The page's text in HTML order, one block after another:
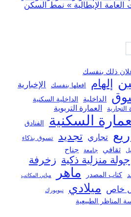
العامة الإيطالية » نمط السكن
ذلك بنفسك
إلهام افعلها بنفسك الإخبارية
الداخلية الداخلية السكنية
التجارية العمارة التربوية
السكنية الفنادق
تجاري تجديد تسوق بذكاء
ثقافي جامعة جناح
جولة منزلية ذكية زخرفة
كتاب المصدر ماهر مباني المكاتب
خاص ميلادي نيويورك
المناظر الطبيعية